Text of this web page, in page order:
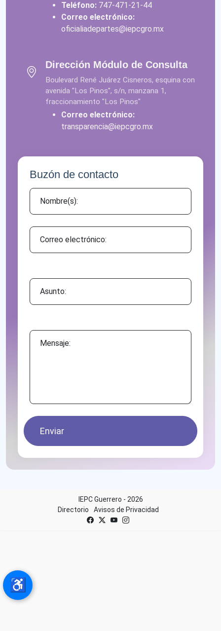
Teléfono: 747-471-21-44
Correo electrónico:
oficialiadepartes@iepcgro.mx
Dirección Módulo de Consulta
Boulevard René Juárez Cisneros, esquina con
avenida "Los Pinos", s/n, manzana 1,
fraccionamiento "Los Pinos"
Correo electrónico:
transparencia@iepcgro.mx
Buzón de contacto
Enviar
IEPC Guerrero - 2026
Directorio
Avisos de Privacidad
♿